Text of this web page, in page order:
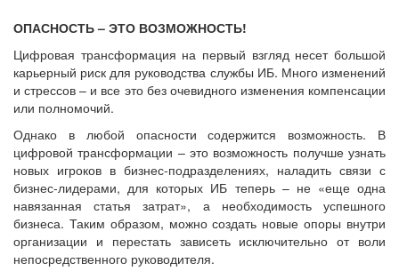
ОПАСНОСТЬ – ЭТО ВОЗМОЖНОСТЬ!
Цифровая трансформация на первый взгляд несет большой
карьерный риск для руководства службы ИБ. Много изменений
и стрессов – и все это без очевидного изменения компенсации
или полномочий.
Однако в любой опасности содержится возможность. В
цифровой трансформации – это возможность получше узнать
новых игроков в бизнес-подразделениях, наладить связи с
бизнес-лидерами, для которых ИБ теперь – не «еще одна
навязанная статья затрат», а необходимость успешного
бизнеса. Таким образом, можно создать новые опоры внутри
организации и перестать зависеть исключительно от воли
непосредственного руководителя.